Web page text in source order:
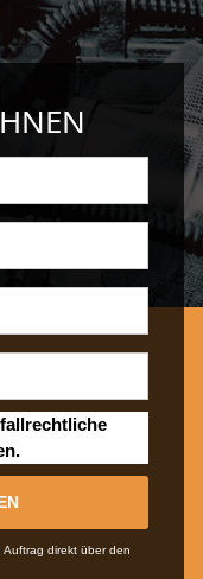
direkt über den